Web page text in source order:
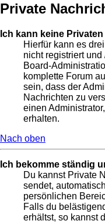
Private
Ich kann keine
Hierfür kann es
nicht registriert
Board-
komplette Forum
sein, dass der
Nachrichten zu
einen
erhalten.
Nach oben
Ich bekomme ständig
Du kannst Private
sendet,
persönlichen
Falls du
erhältst, so kannst